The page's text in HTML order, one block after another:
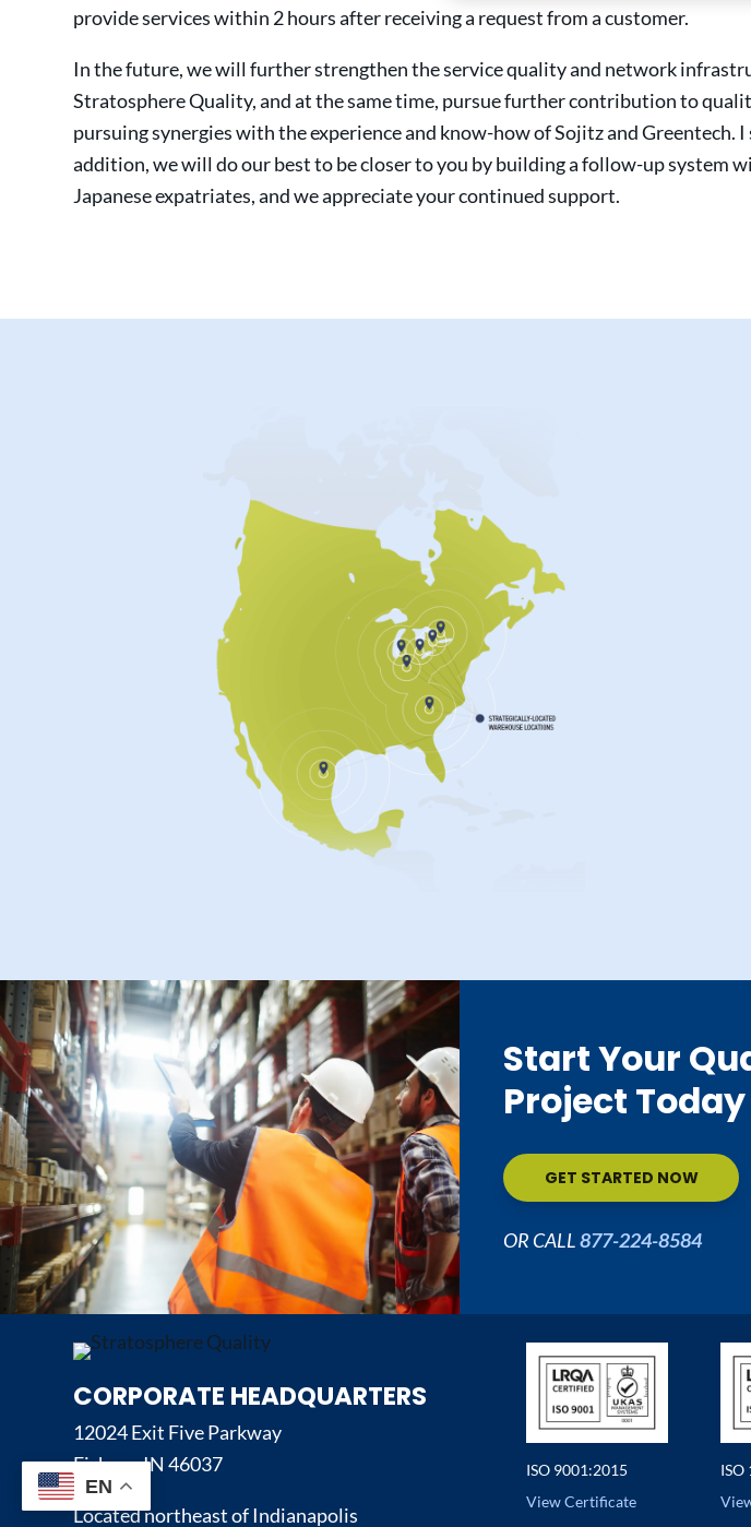
provide services within 2 hours after receiving a request from a customer.
In the future, we will further strengthen the service quality and network
Stratosphere Quality, and at the same time, pursue further contribution to
pursuing synergies with the experience and know-how of Sojitz and Greentech. I
addition, we will do our best to be closer to you by building a follow-up system
Japanese expatriates, and we appreciate your continued support.
Start Your
Project Today
GET STARTED NOW
OR CALL877-224-8584
CORPORATE HEADQUARTERS
12024 Exit Five Parkway
Fishers, IN 46037
Located northeast of Indianapolis
ISO 9001:2015
View Certificate
ISO
EN